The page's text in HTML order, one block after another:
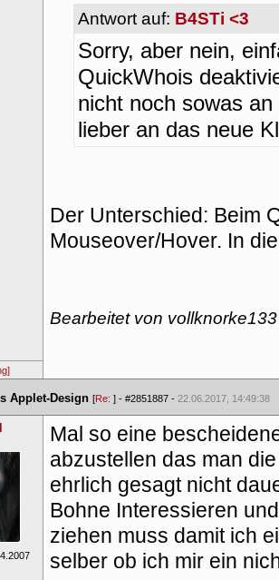
Antwort auf: B4STi <3
Sorry, aber nein,
QuickWhois
nicht noch sowas
lieber an das neue
Der Unterschied: Beim
Mouseover/Hover. In
Bearbeitet von
Applet-Design [Re: ] - #2851887 - 22.06.2017, 14:49:38
Mal so eine
abzustellen das man
ehrlich gesagt nicht
Bohne Interessieren
ziehen muss damit ich
elber ob ich mir ein